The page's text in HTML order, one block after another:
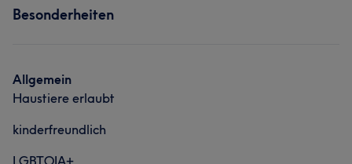
Portfolio
Portfolio
Besonderheiten
Allgemein
Haustiere erlaubt
kinderfreundlich
LGBTQIA+